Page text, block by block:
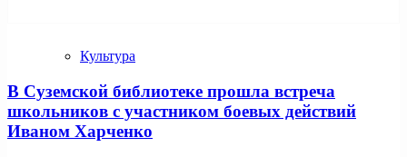
Культура
В Суземской библиотеке прошла встреча
школьников с участником боевых действий
Иваном Харченко